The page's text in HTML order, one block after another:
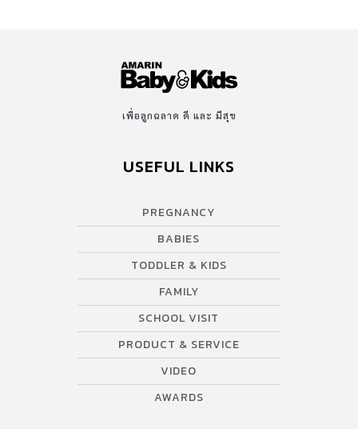
เพื่อลูกฉลาด ดี และ มีสุข
USEFUL LINKS
PREGNANCY
BABIES
TODDLER & KIDS
FAMILY
SCHOOL VISIT
PRODUCT & SERVICE
VIDEO
AWARDS